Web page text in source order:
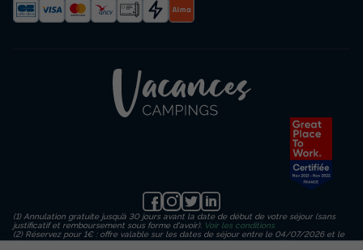
(1) Annulation gratuite jusqu’à 30 jours avant la date de début de votre séjour (sans
justificatif et remboursement sous forme d'avoir). Voir les conditions
(2) Réservez pour 1€ : offre valable sur les dates de séjour entre le 04/07/2026 et le
23/08/2026 inclus, en payant un acompte de 1€ sur le montant de l’hébergement